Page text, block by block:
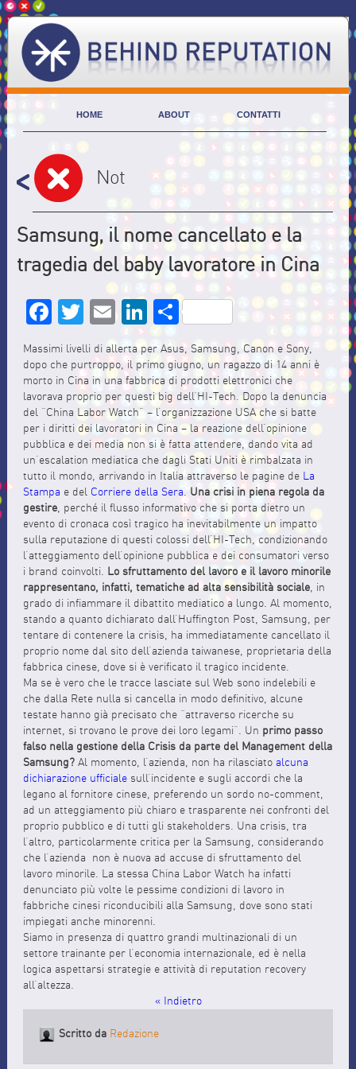
HOME ABOUT CONTATTI
Not
Samsung, il nome cancellato e la
tragedia del baby lavoratore in Cina
Facebook
Twitter
EmailLinkedIn
Share
Massimi livelli di allerta per Asus, Samsung, Canon e Sony,
dopo che purtroppo, il primo giugno, un ragazzo di 14 anni è
morto in Cina in una fabbrica di prodotti elettronici che
lavorava proprio per questi big dell’HI-Tech. Dopo la denuncia
del “China Labor Watch” – l’organizzazione USA che si batte
per i diritti dei lavoratori in Cina – la reazione dell’opinione
pubblica e dei media non si è fatta attendere, dando vita ad
un’escalation mediatica che dagli Stati Uniti è rimbalzata in
tutto il mondo, arrivando in Italia attraverso le pagine de La
Stampa e del Corriere della Sera. Una crisi in piena regola da
gestire, perché il flusso informativo che si porta dietro un
evento di cronaca così tragico ha inevitabilmente un impatto
sulla reputazione di questi colossi dell’HI-Tech, condizionando
l’atteggiamento dell’opinione pubblica e dei consumatori verso
i brand coinvolti. Lo sfruttamento del lavoro e il lavoro minorile
rappresentano, infatti, tematiche ad alta sensibilità sociale, in
grado di infiammare il dibattito mediatico a lungo. Al momento,
stando a quanto dichiarato dall’Huffington Post, Samsung, per
tentare di contenere la crisis, ha immediatamente cancellato il
proprio nome dal sito dell’azienda taiwanese, proprietaria della
fabbrica cinese, dove si è verificato il tragico incidente.
Ma se è vero che le tracce lasciate sul Web sono indelebili e
che dalla Rete nulla si cancella in modo definitivo, alcune
testate hanno già precisato che “attraverso ricerche su
internet, si trovano le prove dei loro legami”. Un primo passo
falso nella gestione della Crisis da parte del Management della
Samsung?Al momento, l’azienda, non ha rilasciato alcuna
dichiarazione ufficiale sull’incidente e sugli accordi che la
legano al fornitore cinese, preferendo un sordo no-comment,
ad un atteggiamento più chiaro e trasparente nei confronti del
proprio pubblico e di tutti gli stakeholders. Una crisis, tra
l’altro, particolarmente critica per la Samsung, considerando
che l’azienda non è nuova ad accuse di sfruttamento del
lavoro minorile. La stessa China Labor Watch ha infatti
denunciato più volte le pessime condizioni di lavoro in
fabbriche cinesi riconducibili alla Samsung, dove sono stati
impiegati anche minorenni.
Siamo in presenza di quattro grandi multinazionali di un
settore trainante per l’economia internazionale, ed è nella
logica aspettarsi strategie e attività di reputation recovery
all’altezza.
« Indietro
Scritto da Redazione